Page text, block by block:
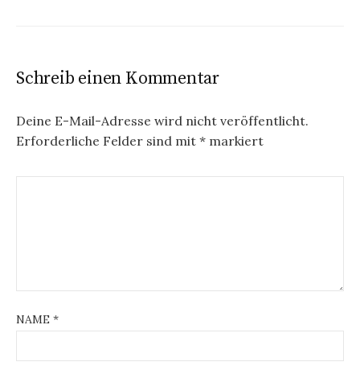
Schreib einen Kommentar
Deine E-Mail-Adresse wird nicht veröffentlicht.
Erforderliche Felder sind mit * markiert
NAME *